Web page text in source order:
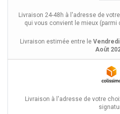
Livraison 24-48h à l'adresse de
qui vous convient le mieux (parmi
Livraison estimée entre le
Août
Livraison à l'adresse de votre